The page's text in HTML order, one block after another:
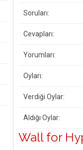
Soruları:
Cevapları:
Yorumları:
Oyları:
Verdiği Oylar:
Aldığı Oylar:
Wall for